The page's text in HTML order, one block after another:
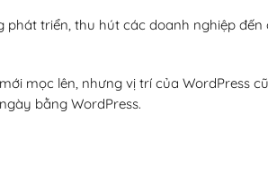
triển, thu hút các doanh nghiệp
mọc lên, nhưng vị trí của WordPress
bằng WordPress.